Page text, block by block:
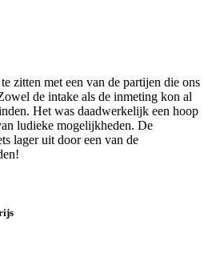
zitten met een van de partijen die ons
de intake als de inmeting kon al
Het was daadwerkelijk een hoop
ludieke mogelijkheden. De
lager uit door een van de